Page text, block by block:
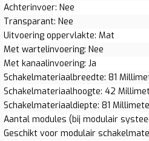
Achterinvoer: Nee
Transparant: Nee
Uitvoering oppervlakte: Mat
Met wartelinvoering: Nee
Met kanaalinvoering: Ja
Schakelmateriaalbreedte: 81
Schakelmateriaalhoogte: 42
Schakelmateriaaldiepte: 81
Aantal modules (bij modulair
Geschikt voor modulair